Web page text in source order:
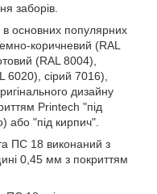
заборів.
основних популярних
коричневий (RAL
(RAL 8004),
6020), сірий 7016),
дизайну
Printech "під
або "під кирпич".
ПС 18 виконаний з
0,45 мм з покриттям